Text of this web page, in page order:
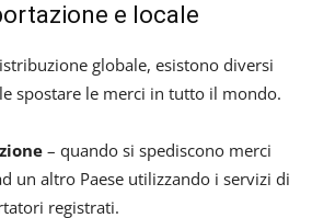
e locale
globale, esistono diversi
spostare le merci in tutto il mondo.
– quando si spediscono merci
un altro Paese utilizzando i servizi di
registrati.